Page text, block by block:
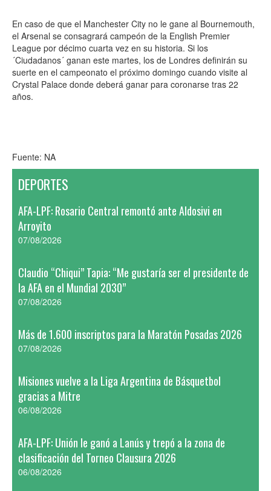
En caso de que el Manchester City no le gane al Bournemouth,
el Arsenal se consagrará campeón de la English Premier
League por décimo cuarta vez en su historia. Si los
´Ciudadanos´ ganan este martes, los de Londres definirán su
suerte en el campeonato el próximo domingo cuando visite al
Crystal Palace donde deberá ganar para coronarse tras 22
años.
Fuente: NA
DEPORTES
AFA-LPF: Rosario Central remontó ante Aldosivi en
Arroyito
07/08/2026
Claudio “Chiqui” Tapia: “Me gustaría ser el presidente de
la AFA en el Mundial 2030”
07/08/2026
Más de 1.600 inscriptos para la Maratón Posadas 2026
07/08/2026
Misiones vuelve a la Liga Argentina de Básquetbol
gracias a Mitre
06/08/2026
AFA-LPF: Unión le ganó a Lanús y trepó a la zona de
clasificación del Torneo Clausura 2026
06/08/2026